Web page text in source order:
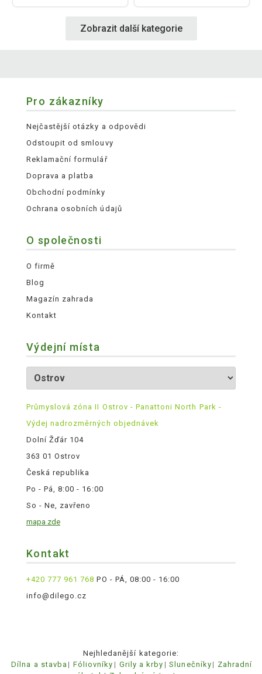
Zobrazit další kategorie
Pro zákazníky
Nejčastější otázky a odpovědi
Odstoupit od smlouvy
Reklamační formulář
Doprava a platba
Obchodní podmínky
Ochrana osobních údajů
O společnosti
O firmě
Blog
Magazín zahrada
Kontakt
Výdejní místa
Průmyslová zóna II Ostrov - Panattoni North Park -
Výdej nadrozměrných objednávek
Dolní Žďár 104
363 01 Ostrov
Česká republika
Po - Pá, 8:00 - 16:00
So - Ne, zavřeno
mapa zde
Kontakt
+420 777 961 768 PO - PÁ, 08:00 - 16:00
info@dilego.cz
Nejhledanější kategorie:
Dílna a stavba
Fóliovníky Grily a krby Slunečníky
Zahradní